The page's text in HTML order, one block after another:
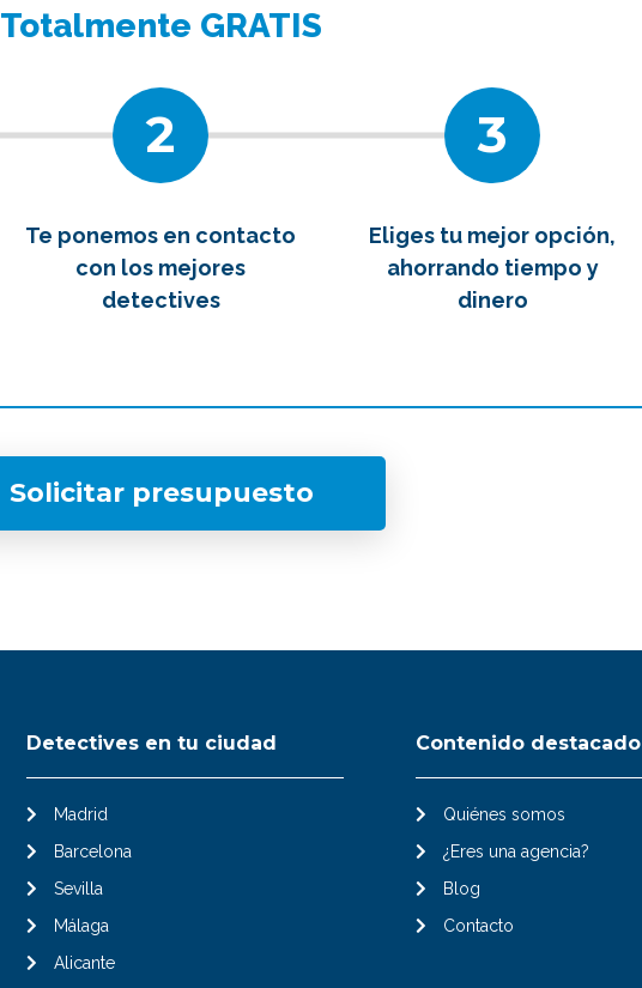
Totalmente GRATIS
2 3
Te ponemos en contacto
con los mejores
detectives
Eliges tu mejor opción,
ahorrando tiempo y
dinero
Solicitar presupuesto
Detectives en tu ciudad
Madrid
Barcelona
Sevilla
Málaga
Alicante
Contenido destacado
Quiénes somos
¿Eres una agencia?
Blog
Contacto